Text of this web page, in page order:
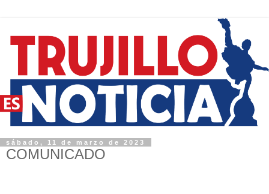
sábado, 11 de marzo de 2023
COMUNICADO